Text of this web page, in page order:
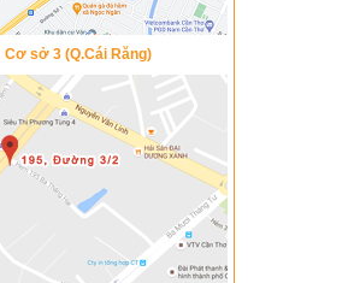
Cơ sở 3 (Q.Cái Răng)